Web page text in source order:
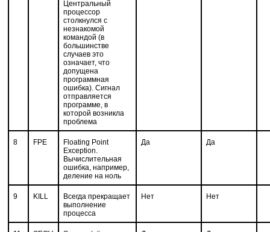
Центральный
процессор
столкнулся с
незнакомой
командой (в
большинстве
случаев это
означает, что
допущена
программная
ошибка). Сигнал
отправляется
программе, в
которой возникла
проблема
8 FPE
Floating Point
Exception.
Вычислительная
ошибка, например,
деление на ноль
Да Да
9 KILL
Всегда прекращает
выполнение
процесса
Нет Нет